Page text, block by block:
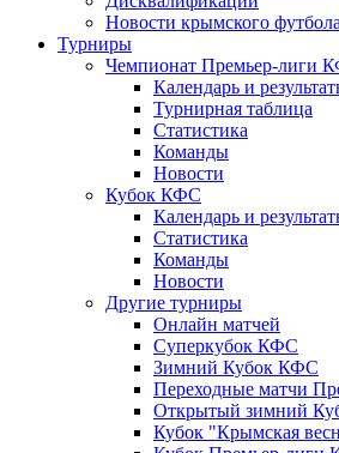
Новости крымского футбола
Турниры
Чемпионат Премьер-лиги
Календарь и
Турнирная таблица
Статистика
Команды
Новости
Кубок КФС
Календарь и
Статистика
Команды
Новости
Другие турниры
Онлайн матчей
Суперкубок КФС
Зимний Кубок КФС
Переходные матчи
Открытый зимний
Кубок "Крымская